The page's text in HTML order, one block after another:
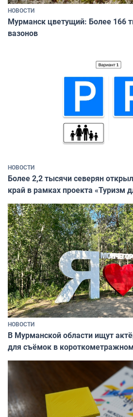
НОВОСТИ
Мурманск цветущий: Более 166
вазонов
НОВОСТИ
Более 2,2 тысячи северян
край в рамках проекта «Туризм
НОВОСТИ
В Мурманской области ищут
для съёмок в